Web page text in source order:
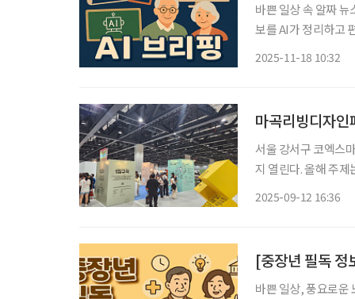
바쁜 일상 속 알짜
보를 AI가 정리하고 편집국 기
2025-11-18 10:32
마곡리빙디자
서울 강서구 코엑스
지 열린다. 올해 주제
2025-09-12 16:36
[중장년 필독 정
바쁜 일상, 풍요로운